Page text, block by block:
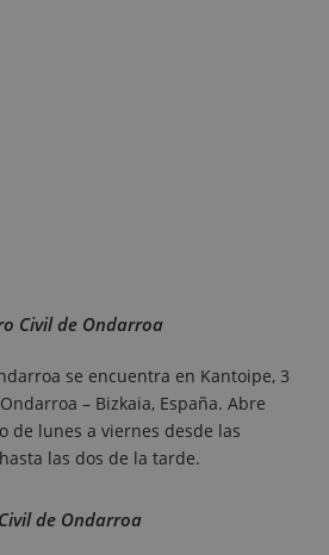
Civil de Ondarroa
se encuentra en Kantoipe, 3
– Bizkaia, España. Abre
de lunes a viernes desde las
las dos de la tarde.
de Ondarroa